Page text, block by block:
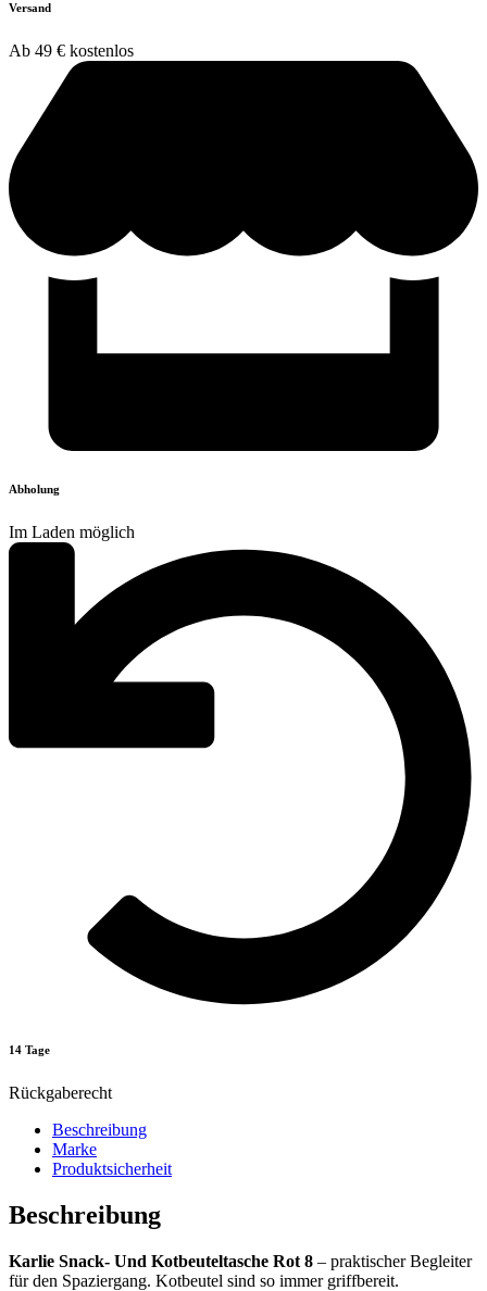
Versand
Ab 49 € kostenlos
Abholung
Im Laden möglich
14 Tage
Rückgaberecht
Beschreibung
Marke
Produktsicherheit
Beschreibung
Karlie Snack- Und Kotbeuteltasche Rot 8 – praktischer Begleiter
für den Spaziergang. Kotbeutel sind so immer griffbereit.